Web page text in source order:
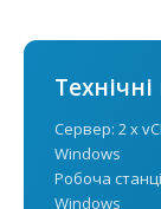
Сервер: 2 x
Windows
Робоча
Windows